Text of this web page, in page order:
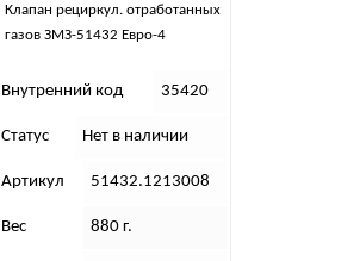
Клапан рециркул. отработанных
газов ЗМЗ-51432 Евро-4
Внутренний код 35420
Статус Нет в наличии
Артикул 51432.1213008
Вес 880 г.